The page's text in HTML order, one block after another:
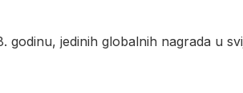
godinu, jedinih globalnih nagrada u